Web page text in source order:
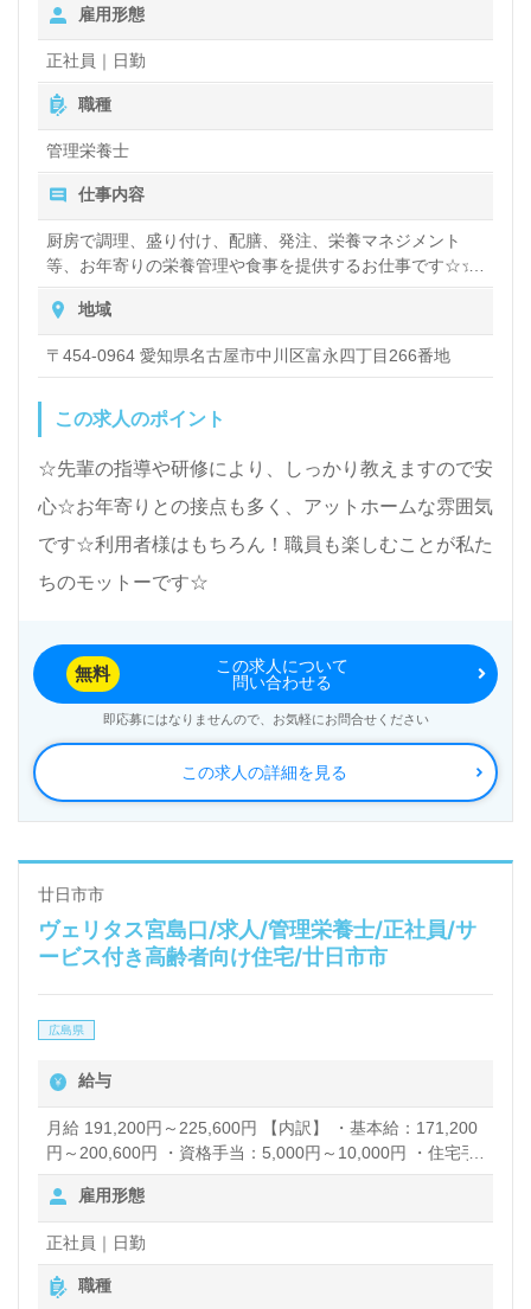
雇用形態
正社員｜日勤
職種
管理栄養士
仕事内容
厨房で調理、盛り付け、配膳、発注、栄養マネジメント
等、お年寄りの栄養管理や食事を提供するお仕事です☆☆
厨房内で業務を行うだけでなく、レクリエーションに一緒
に参加したり、お年寄りの前で料理やおやつを作ったりも
します。お年寄りと一緒に楽しむことで信頼関係が構築さ
れたり、直接、笑顔をいただけるのでやりがいを感じられ
ものにならないが職員の合言葉です☆ 介護職、看護師、機
が良いのも自慢です☆
地域
〒454-0964 愛知県名古屋市中川区富永四丁目266番地
この求人のポイント
☆先輩の指導や研修により、しっかり教えますので安
心☆お年寄りとの接点も多く、アットホームな雰囲気
です☆利用者様はもちろん！職員も楽しむことが私た
ちのモットーです☆
この求人の詳細を見る
無料
この求人について
問い合わせる
即応募にはなりませんので、お気軽にお問合せください
廿日市市
ヴェリタス宮島口/求人/管理栄養士/正社員/サ
ービス付き高齢者向け住宅/廿日市市
広島県
給与
月給 191,200円～225,600円 【内訳】 ・基本給：171,200
円～200,600円 ・資格手当：5,000円～10,000円 ・住宅手
当：5,000円 ・役職手当：10,000円
雇用形態
正社員｜日勤
職種